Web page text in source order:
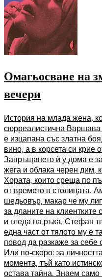
Омагьосване на
вечери
История на млада жена,
сюрреалистична Варшава
е изцапана със златна
вино, а в корсета си крие
Завръщането ѝ у дома е
жега и облака черен дим,
Хората, които среща по
от времето в столицата.
шедьовър, макар че му
за дланите на
и гледа на ръка. Стефан
една част от тялото му е
повод да разкаже за себе
Или по-скоро: за
момента, тъй като
остава тайна. Знаем